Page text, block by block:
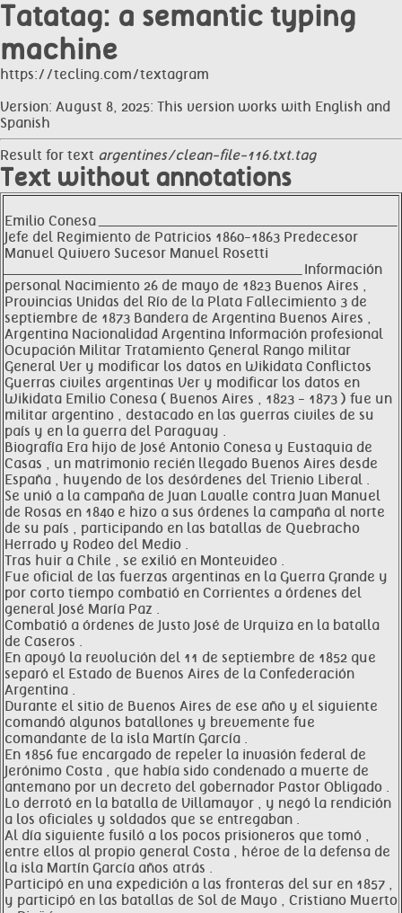
Tatatag: a semantic typing
machine
https://tecling.com/textagram
Version: August 8, 2025: This version works with English and
Spanish
Result for text argentines/clean-file-116.txt.tag
Text without annotations
Emilio Conesa __________________________________________________________________
Jefe del Regimiento de Patricios 1860-1863 Predecesor
Manuel Quivero Sucesor Manuel Rosetti
__________________________________________________________________ Información
personal Nacimiento 26 de mayo de 1823 Buenos Aires ,
Provincias Unidas del Río de la Plata Fallecimiento 3 de
septiembre de 1873 Bandera de Argentina Buenos Aires ,
Argentina Nacionalidad Argentina Información profesional
Ocupación Militar Tratamiento General Rango militar
General Ver y modificar los datos en Wikidata Conflictos
Guerras civiles argentinas Ver y modificar los datos en
Wikidata Emilio Conesa ( Buenos Aires , 1823 - 1873 ) fue un
militar argentino , destacado en las guerras civiles de su
país y en la guerra del Paraguay .
Biografía Era hijo de José Antonio Conesa y Eustaquia de
Casas , un matrimonio recién llegado Buenos Aires desde
España , huyendo de los desórdenes del Trienio Liberal .
Se unió a la campaña de Juan Lavalle contra Juan Manuel
de Rosas en 1840 e hizo a sus órdenes la campaña al norte
de su país , participando en las batallas de Quebracho
Herrado y Rodeo del Medio .
Tras huir a Chile , se exilió en Montevideo .
Fue oficial de las fuerzas argentinas en la Guerra Grande y
por corto tiempo combatió en Corrientes a órdenes del
general José María Paz .
Combatió a órdenes de Justo José de Urquiza en la batalla
de Caseros .
En apoyó la revolución del 11 de septiembre de 1852 que
separó el Estado de Buenos Aires de la Confederación
Argentina .
Durante el sitio de Buenos Aires de ese año y el siguiente
comandó algunos batallones y brevemente fue
comandante de la isla Martín García .
En 1856 fue encargado de repeler la invasión federal de
Jerónimo Costa , que había sido condenado a muerte de
antemano por un decreto del gobernador Pastor Obligado .
Lo derrotó en la batalla de Villamayor , y negó la rendición
a los oficiales y soldados que se entregaban .
Al día siguiente fusiló a los pocos prisioneros que tomó ,
entre ellos al propio general Costa , héroe de la defensa de
la isla Martín García años atrás .
Participó en una expedición a las fronteras del sur en 1857 ,
y participó en las batallas de Sol de Mayo , Cristiano Muerto